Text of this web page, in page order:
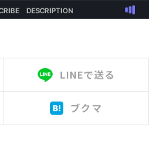
LINEで送る
ブクマ